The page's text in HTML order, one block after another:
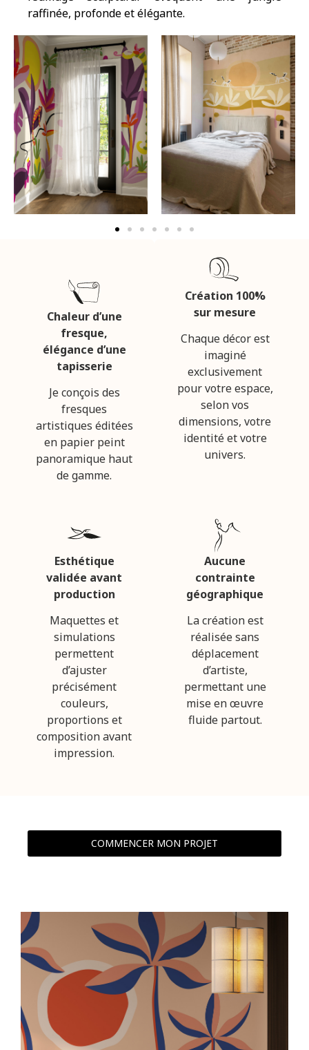
raffinée, profonde et élégante.
Chaleur d’une
fresque,
élégance d’une
tapisserie
Je conçois des
fresques
artistiques éditées
en papier peint
panoramique haut
de gamme.
Création 100%
sur mesure
Chaque décor est
imaginé
exclusivement
pour votre espace,
selon vos
dimensions, votre
identité et votre
univers.
Esthétique
validée avant
production
Maquettes et
simulations
permettent
d’ajuster
précisément
couleurs,
proportions et
composition avant
impression.
Aucune
contrainte
géographique
La création est
réalisée sans
déplacement
d’artiste,
permettant une
mise en œuvre
fluide partout.
COMMENCER MON PROJET